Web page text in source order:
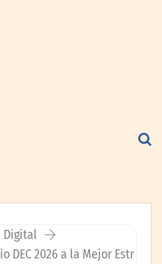
Digital
DEC 2026 a la Mejor Estr